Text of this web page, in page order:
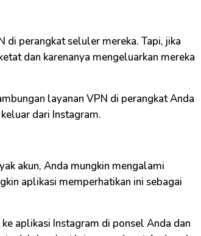
di perangkat seluler mereka. Tapi, jika
dan karenanya mengeluarkan mereka
layanan VPN di perangkat Anda
dari Instagram.
akun, Anda mungkin mengalami
aplikasi memperhatikan ini sebagai
aplikasi Instagram di ponsel Anda dan